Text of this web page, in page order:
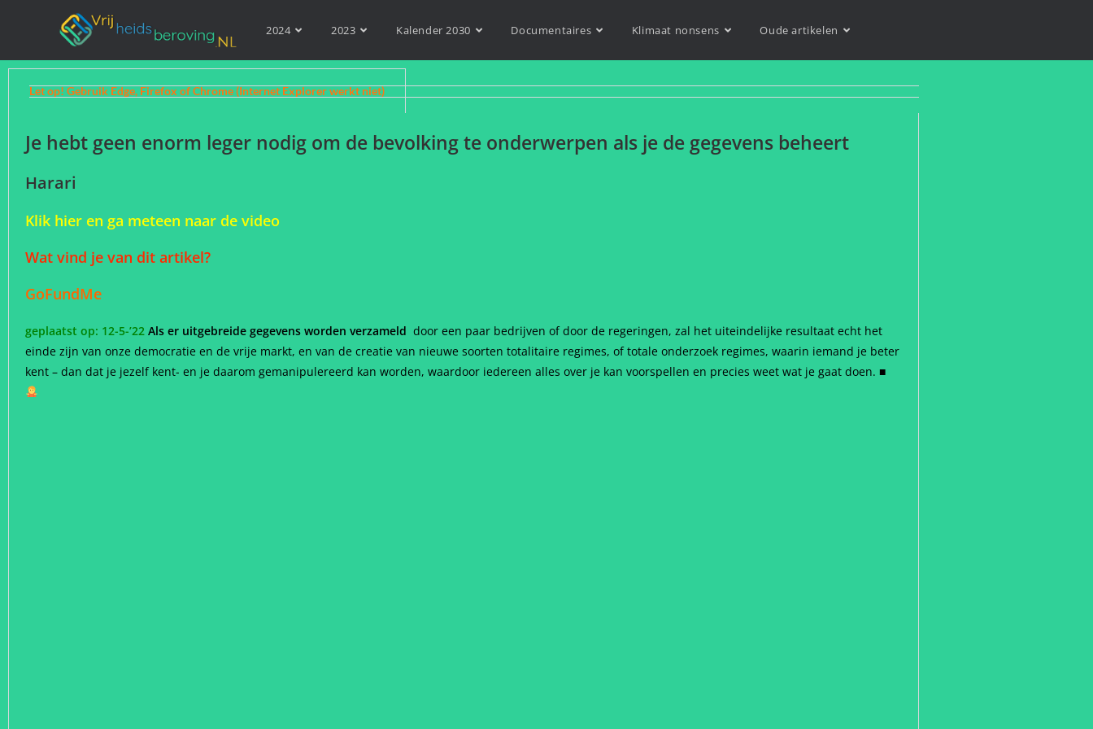
2024 2023 Kalender 2030 Documentaires Klimaat nonsens Oude artikelen
Let op! Gebruik Edge, Firefox of Chrome (Internet Explorer werkt niet)
Je hebt geen enorm leger nodig om de bevolking te onderwerpen als je de gegevens beheert
Harari
Klik hier en ga meteen naar de video
Wat vind je van dit artikel?
GoFundMe
geplaatst op: 12-5-’22 Als er uitgebreide gegevens worden verzameld door een paar bedrijven of door de regeringen, zal het uiteindelijke resultaat echt het
einde zijn van onze democratie en de vrije markt, en van de creatie van nieuwe soorten totalitaire regimes, of totale onderzoek regimes, waarin iemand je beter
kent – dan dat je jezelf kent- en je daarom gemanipulereerd kan worden, waardoor iedereen alles over je kan voorspellen en precies weet wat je gaat doen. ■